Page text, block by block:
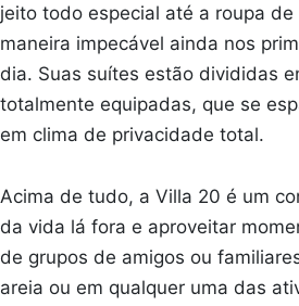
jeito todo especial até a roupa
maneira impecável ainda nos
dia. Suas suítes estão divididas
totalmente equipadas, que se
em clima de privacidade total.
Acima de tudo, a Villa 20 é um
da vida lá fora e aproveitar
de grupos de amigos ou
areia ou em qualquer uma das